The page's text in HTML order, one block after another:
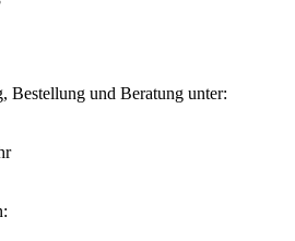
Bestellung und Beratung unter: